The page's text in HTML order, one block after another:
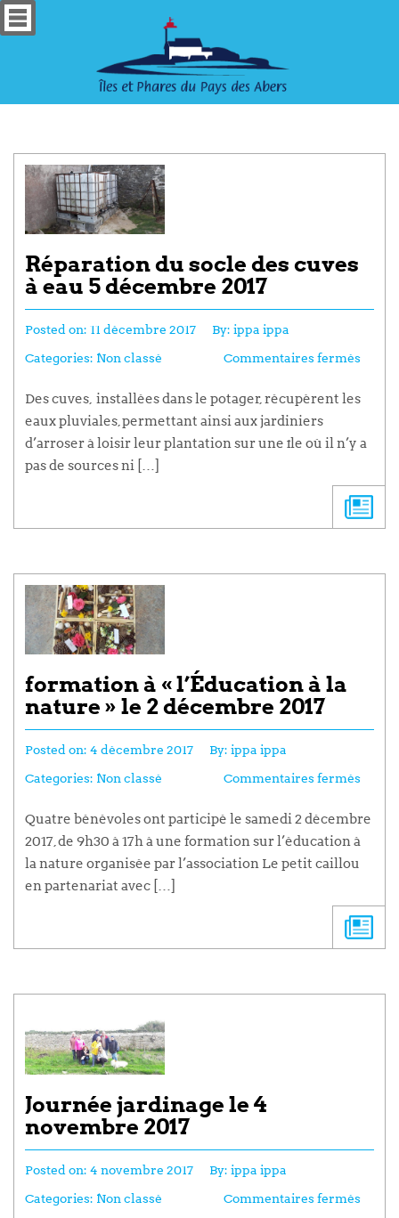
Réparation du socle des cuves
à eau 5 décembre 2017
Posted on: 11 décembre 2017 By: ippa ippa
Categories: Non classé Commentaires fermés
Des cuves, installées dans le potager, récupèrent les
eaux pluviales, permettant ainsi aux jardiniers
d’arroser à loisir leur plantation sur une île où il n’y a
pas de sources ni […]
formation à « l’Éducation à la
nature » le 2 décembre 2017
Posted on: 4 décembre 2017 By: ippa ippa
Categories: Non classé Commentaires fermés
Quatre bénévoles ont participé le samedi 2 décembre
2017, de 9h30 à 17h à une formation sur l’éducation à
la nature organisée par l’association Le petit caillou
en partenariat avec […]
Journée jardinage le 4
novembre 2017
Posted on: 4 novembre 2017 By: ippa ippa
Categories: Non classé Commentaires fermés